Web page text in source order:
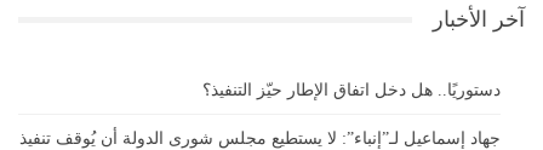
آخر الأخبار
دستوريًا.. هل دخل اتفاق الإطار حيّز التنفيذ؟
جهاد إسماعيل لـ”إنباء”: لا يستطيع مجلس شورى الدولة أن يُوقف تنفيذ